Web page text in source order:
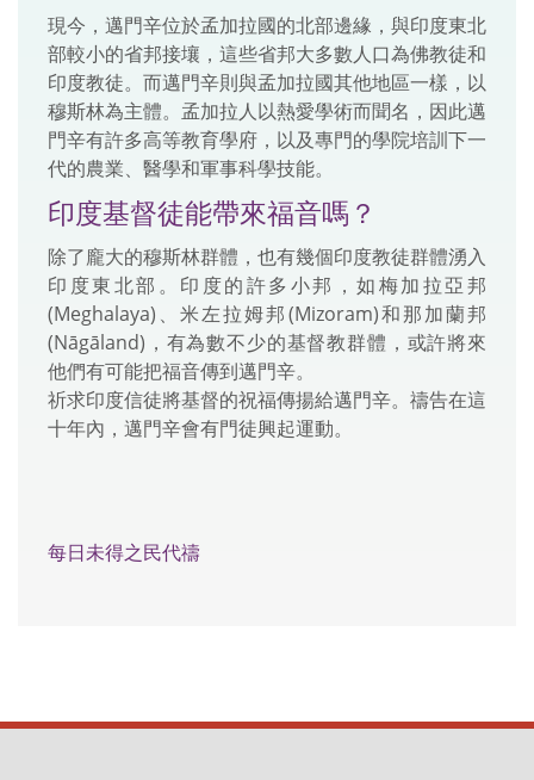
現今，邁門辛位於孟加拉國的北部邊緣，與印度東北
部較小的省邦接壤，這些省邦大多數人口為佛教徒和
印度教徒。而邁門辛則與孟加拉國其他地區一樣，以
穆斯林為主體。孟加拉人以熱愛學術而聞名，因此邁
門辛有許多高等教育學府，以及專門的學院培訓下一
代的農業、醫學和軍事科學技能。
印度基督徒能帶來福音嗎？
除了龐大的穆斯林群體，也有幾個印度教徒群體湧入
印度東北部。印度的許多小邦，如梅加拉亞邦
(Meghalaya)、米左拉姆邦(Mizoram)和那加蘭邦
(Nāgāland)，有為數不少的基督教群體，或許將來
他們有可能把福音傳到邁門辛。
祈求印度信徒將基督的祝福傳揚給邁門辛。禱告在這
十年內，邁門辛會有門徒興起運動。
每日未得之民代禱